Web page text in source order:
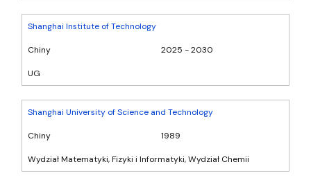
Shanghai Institute of Technology
Chiny 2025 - 2030
UG
Shanghai University of Science and Technology
Chiny 1989
Wydział Matematyki, Fizyki i Informatyki, Wydział Chemii